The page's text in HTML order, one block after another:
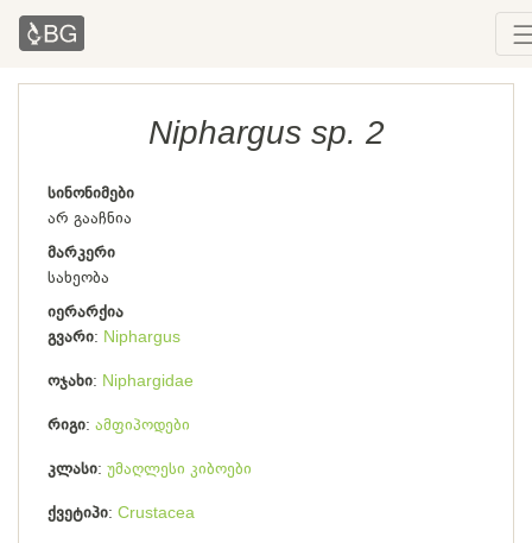
Niphargus sp. 2
სინონიმები
არ გააჩნია
მარკერი
სახეობა
იერარქია
გვარი Niphargus
ოჯახი Niphargidae
რიგი ამფიპოდები
კლასი უმაღლესი კიბოები
ქვეტიპი Crustacea